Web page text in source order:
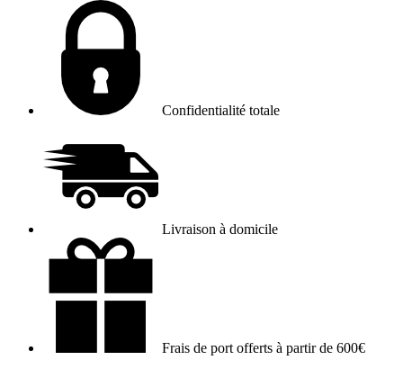
Confidentialité totale
Livraison à domicile
Frais de port offerts à partir de 600€